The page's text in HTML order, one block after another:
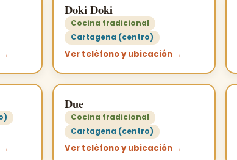
→
Doki Doki
Cocina tradicional
Cartagena (centro)
Ver teléfono y ubicación →
→
Due
Cocina tradicional
Cartagena (centro)
Ver teléfono y ubicación →